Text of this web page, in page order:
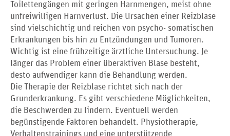
Toilettengängen mit geringen Harnmengen, meist ohne
unfreiwilligen Harnverlust. Die Ursachen einer Reizblase
sind vielschichtig und reichen von psycho- somatischen
Erkrankungen bis hin zu Entzündungen und Tumoren.
Wichtig ist eine frühzeitige ärztliche Untersuchung. Je
länger das Problem einer überaktiven Blase besteht,
desto aufwendiger kann die Behandlung werden.
Die Therapie der Reizblase richtet sich nach der
Grunderkrankung. Es gibt verschiedene Möglichkeiten,
die Beschwerden zu lindern. Eventuell werden
begünstigende Faktoren behandelt. Physiotherapie,